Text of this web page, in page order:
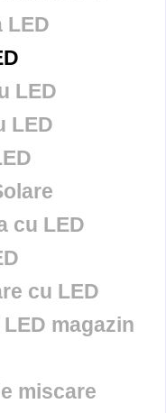
LED
LED
LED
cu LED
cu LED
magazin
miscare